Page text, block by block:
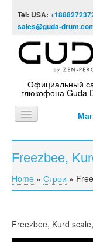
Tel: USA:
sales@guda-
Официальный
глюкофона Guda
ГЛАВНАЯ
ТИПЫ
ДИЗАЙНЫ
ЗВУКОРЯД
Freezbee,
You are here
Home » Строи »
Freezbee, Kurd